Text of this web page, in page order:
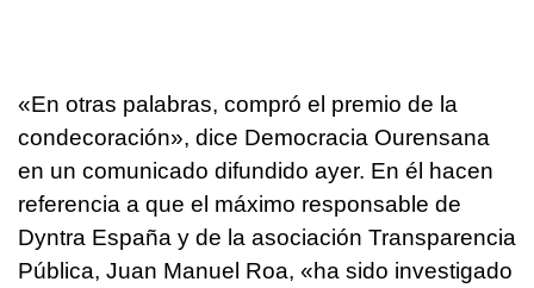
«En otras palabras, compró el premio de la
condecoración», dice Democracia Ourensana
en un comunicado difundido ayer. En él hacen
referencia a que el máximo responsable de
Dyntra España y de la asociación Transparencia
Pública, Juan Manuel Roa, «ha sido investigado